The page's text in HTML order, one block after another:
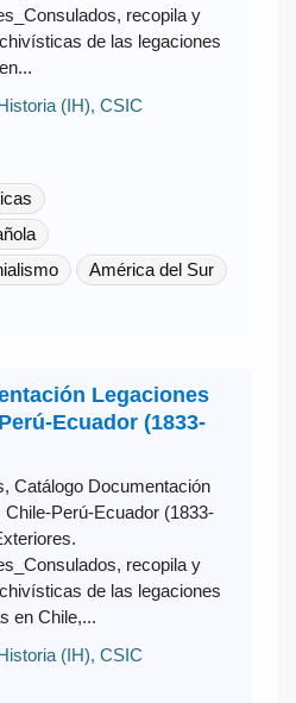
recopila y
de las legaciones
(IH), CSIC
América del Sur
Legaciones
Ecuador (1833-
Catálogo Documentación
Perú-Ecuador (1833-
recopila y
de las legaciones
en Chile,...
(IH), CSIC